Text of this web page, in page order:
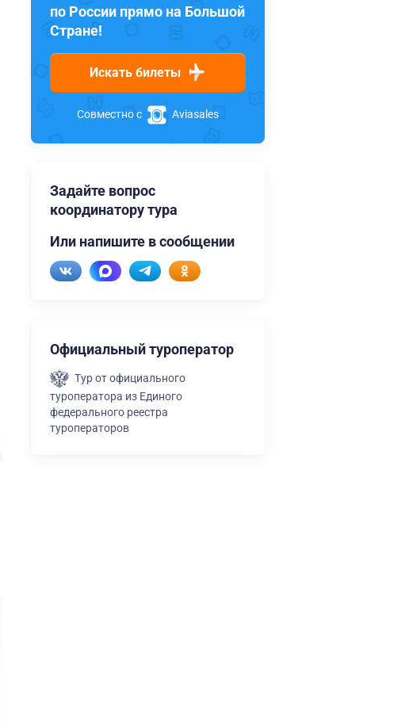
по России прямо на Большой
Стране!
Искать билеты
Совместно с Aviasales
Задайте вопрос
координатору тура
Или напишите в сообщении
Официальный туроператор
Тур от официального
туроператора из Единого
федерального реестра
туроператоров